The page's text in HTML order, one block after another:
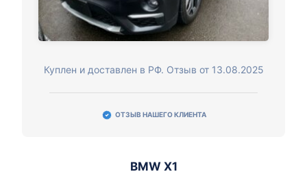
Куплен и доставлен в РФ. Отзыв от 13.08.2025
ОТЗЫВ НАШЕГО КЛИЕНТА
BMW X1